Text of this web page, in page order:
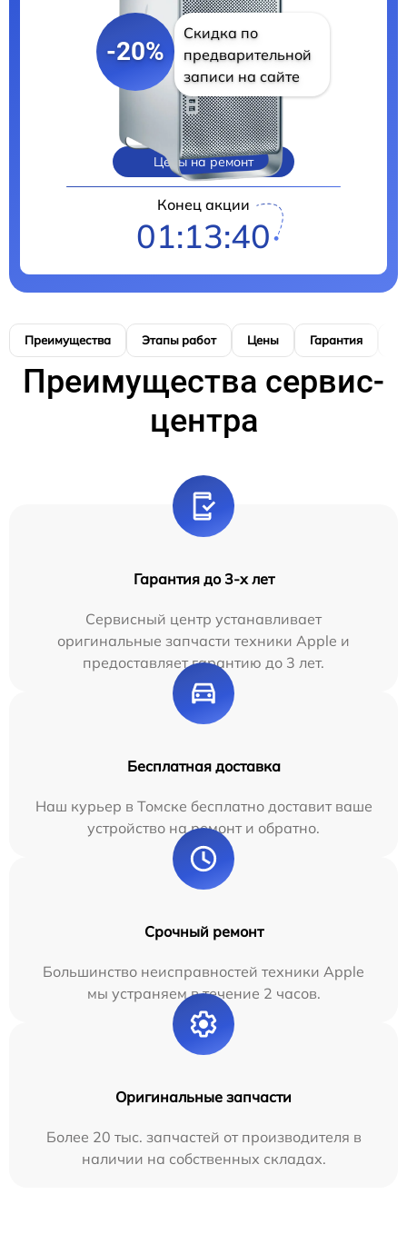
-20%
Скидка по
предварительной
записи на сайте
Цены на ремонт
Конец акции
01:13:39
Преимущества Этапы работ Цены Гарантия
Преимущества сервис-
центра
Гарантия до 3-х лет
Сервисный центр устанавливает
оригинальные запчасти техники Apple и
предоставляет гарантию до 3 лет.
Бесплатная доставка
Наш курьер в Томске бесплатно доставит ваше
устройство на ремонт и обратно.
Срочный ремонт
Большинство неисправностей техники Apple
мы устраняем в течение 2 часов.
Оригинальные запчасти
Более 20 тыс. запчастей от производителя в
наличии на собственных складах.